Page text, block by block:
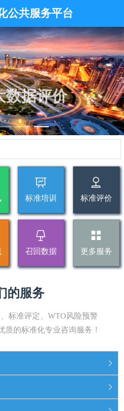
公共服务平台
数据评价
标准培训 标准评价
召回数据 更多服务
的服务
标准评定、WTO风险预警
质的标准化专业咨询服务！